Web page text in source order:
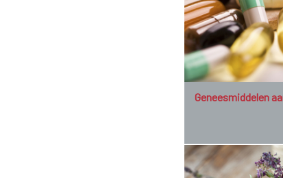
Geneesmiddelen